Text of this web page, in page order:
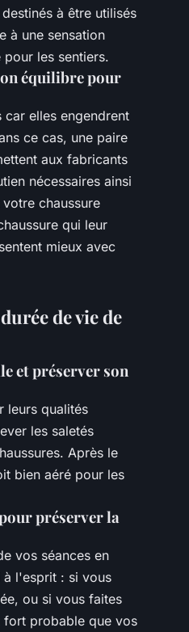
à être utilisés
à une sensation
les sentiers.
équilibre pour
elles engendrent
ce cas, une paire
aux fabricants
nécessaires ainsi
chaussure
qui leur
mieux avec
de vie de
et préserver son
leurs qualités
les saletés
Après le
bien aéré pour les
préserver la
vos séances en
l'esprit : si vous
ou si vous faites
fort probable que vos